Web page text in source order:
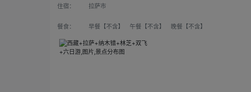
住宿： 拉萨市
餐食： 早餐【不含】 午餐【不含】 晚餐【不含】